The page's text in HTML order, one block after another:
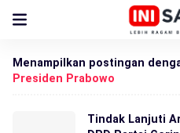
Menampilkan postingan
Presiden Prabowo
Tindak Lanjuti